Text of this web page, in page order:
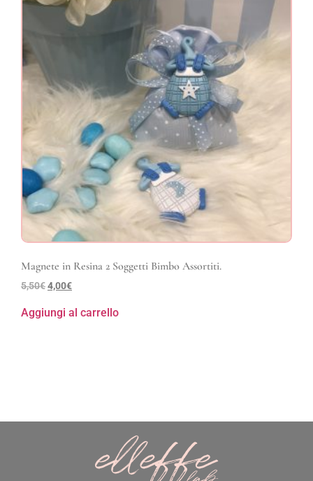
Magnete in Resina 2 Soggetti Bimbo Assortiti.
5,50€4,00€
Aggiungi al carrello